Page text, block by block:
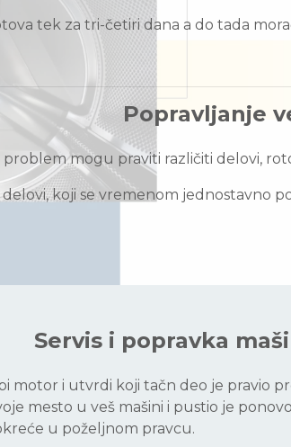
tek za tri-četiri dana a do tada
Popravljanje
mogu praviti različiti delovi,
delovi, koji se vremenom jednostavno
Servis i popravka
motor i utvrdi koji tačn deo je pravio
mesto u veš mašini i pustio je
u poželjnom pravcu.